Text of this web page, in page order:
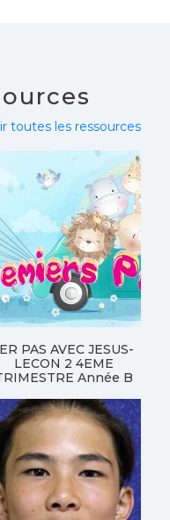
toutes les ressources
PAS AVEC JESUS-
LECON 2 4EME
Année B